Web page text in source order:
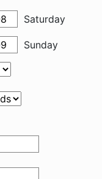
Saturday
Sunday